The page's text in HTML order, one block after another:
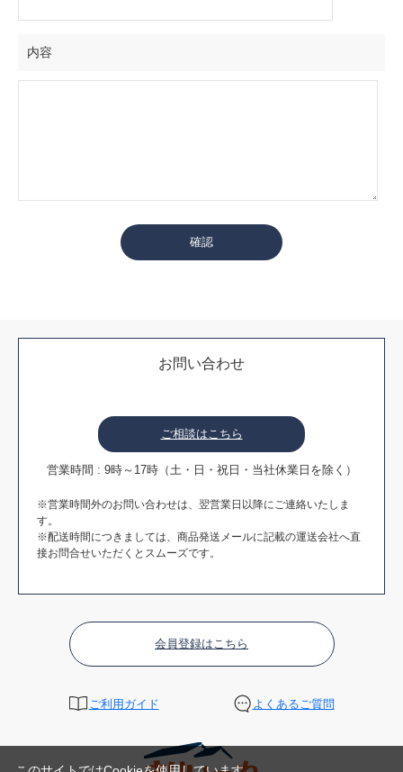
内容
お問い合わせ
ご相談はこちら
営業時間 : 9時～17時（土・日・祝日・当社休業日を除く）
※営業時間外のお問い合わせは、翌営業日以降にご連絡いたしま
す。
※配送時間につきましては、商品発送メールに記載の運送会社へ直
接お問合せいただくとスムーズです。
会員登録はこちら
ご利用ガイド よくあるご質問